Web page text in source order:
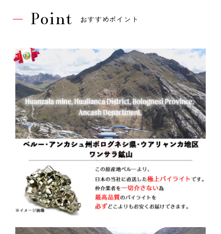
Point おすすめポイント